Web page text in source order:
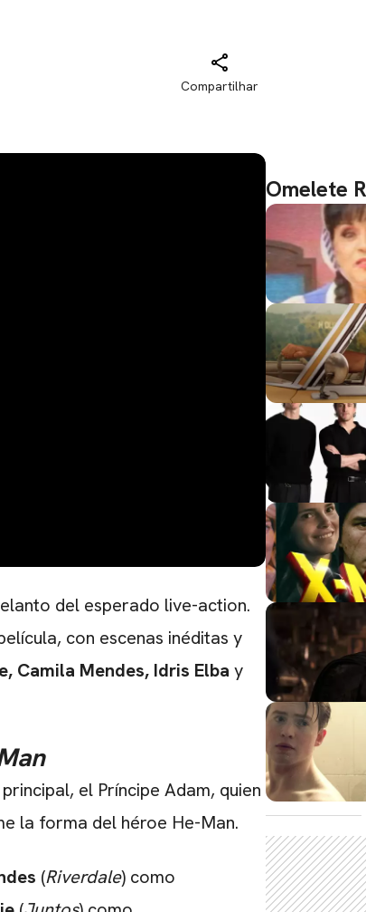
Compartilhar
del esperado live-action.
con escenas inéditas y
Camila Mendes, Idris Elba y
el Príncipe Adam, quien
la forma del héroe He-Man.
(Riverdale) como
Omelete